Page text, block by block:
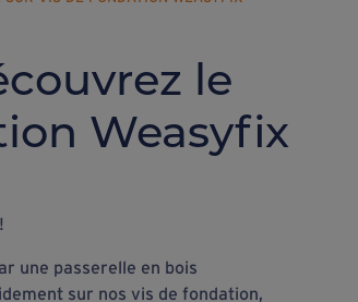
le
Weasyfix
une passerelle en bois
sur nos vis de fondation,